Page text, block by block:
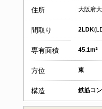
住所 大阪府
間取り 2LDK
専有面積 45.1m²
方位 東
構造 鉄筋コ